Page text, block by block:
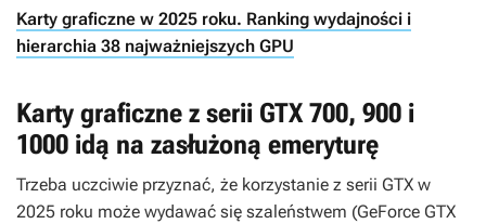
Karty graficzne w 2025 roku. Ranking wydajności i
hierarchia 38 najważniejszych GPU
Karty graficzne z serii GTX 700, 900 i
1000 idą na zasłużoną emeryturę
Trzeba uczciwie przyznać, że korzystanie z serii GTX w
2025 roku może wydawać się szaleństwem (GeForce GTX